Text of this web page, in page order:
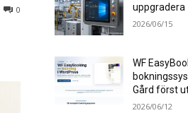
0
uppgradera
2026/06/15
WF
Gård först
2026/06/12